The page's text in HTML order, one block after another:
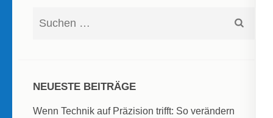
NEUESTE BEITRÄGE
Wenn Technik auf Präzision trifft: So verändern